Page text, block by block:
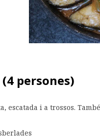
persones)
escatada i a trossos.